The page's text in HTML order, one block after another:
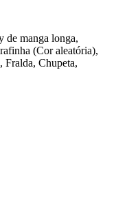
de manga longa,
(Cor aleatória),
Fralda, Chupeta,